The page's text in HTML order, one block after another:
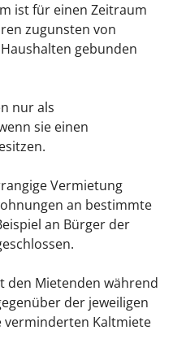
ist für einen Zeitraum
zugunsten von
gebunden
nur als
sie einen
Vermietung
an bestimmte
an Bürger der
den Mietenden während
der jeweiligen
verminderten Kaltmiete